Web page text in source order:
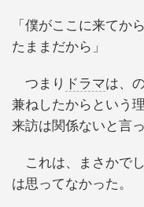
「僕がここに来てか
たままだから」
つまり ドラマは、
兼ねしたからという
来訪は関係ないと言
これは、まさかで
は思ってなかった。